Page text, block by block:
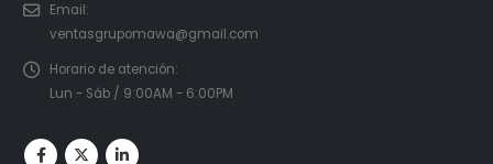
Email:
ventasgrupomawa@gmail.com
Horario de atención:
Lun - Sáb / 9:00AM - 6:00PM